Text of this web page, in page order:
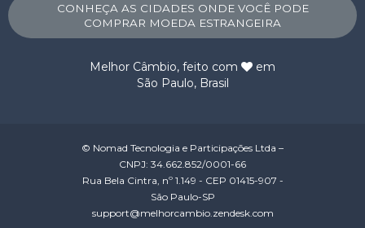
CONHEÇA AS CIDADES ONDE VOCÊ PODE
COMPRAR MOEDA ESTRANGEIRA
Melhor Câmbio, feito com
em
São Paulo, Brasil
© Nomad Tecnologia e Participações Ltda –
CNPJ: 34.662.852/0001-66
Rua Bela Cintra, nº 1.149 - CEP 01415-907 -
São Paulo-SP
support@melhorcambio.zendesk.com